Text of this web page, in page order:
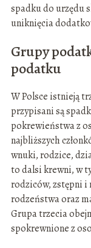
spadku do urzędu
uniknięcia
Grupy
podatku
W Polsce istnieją
przypisani są
pokrewieństwa z
najbliższych
wnuki, rodzice,
to dalsi krewni, w
rodziców, zstępni i
rodzeństwa oraz
Grupa trzecia
spokrewnione z